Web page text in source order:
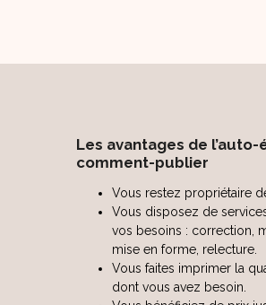
Les avantages de
comment-publier
Vous restez propriétaire
Vous disposez de
vos besoins : correction,
mise en forme, relecture.
Vous faites imprimer la
dont vous avez besoin.